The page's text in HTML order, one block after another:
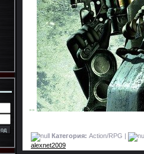
>>
Категория: Action/RPG |
alexnet2009